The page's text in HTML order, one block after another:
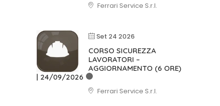
Ferrari Service S.r.l.
Set 24 2026
CORSO SICUREZZA
LAVORATORI –
AGGIORNAMENTO (6 ORE)
| 24/09/2026
Ferrari Service S.r.l.